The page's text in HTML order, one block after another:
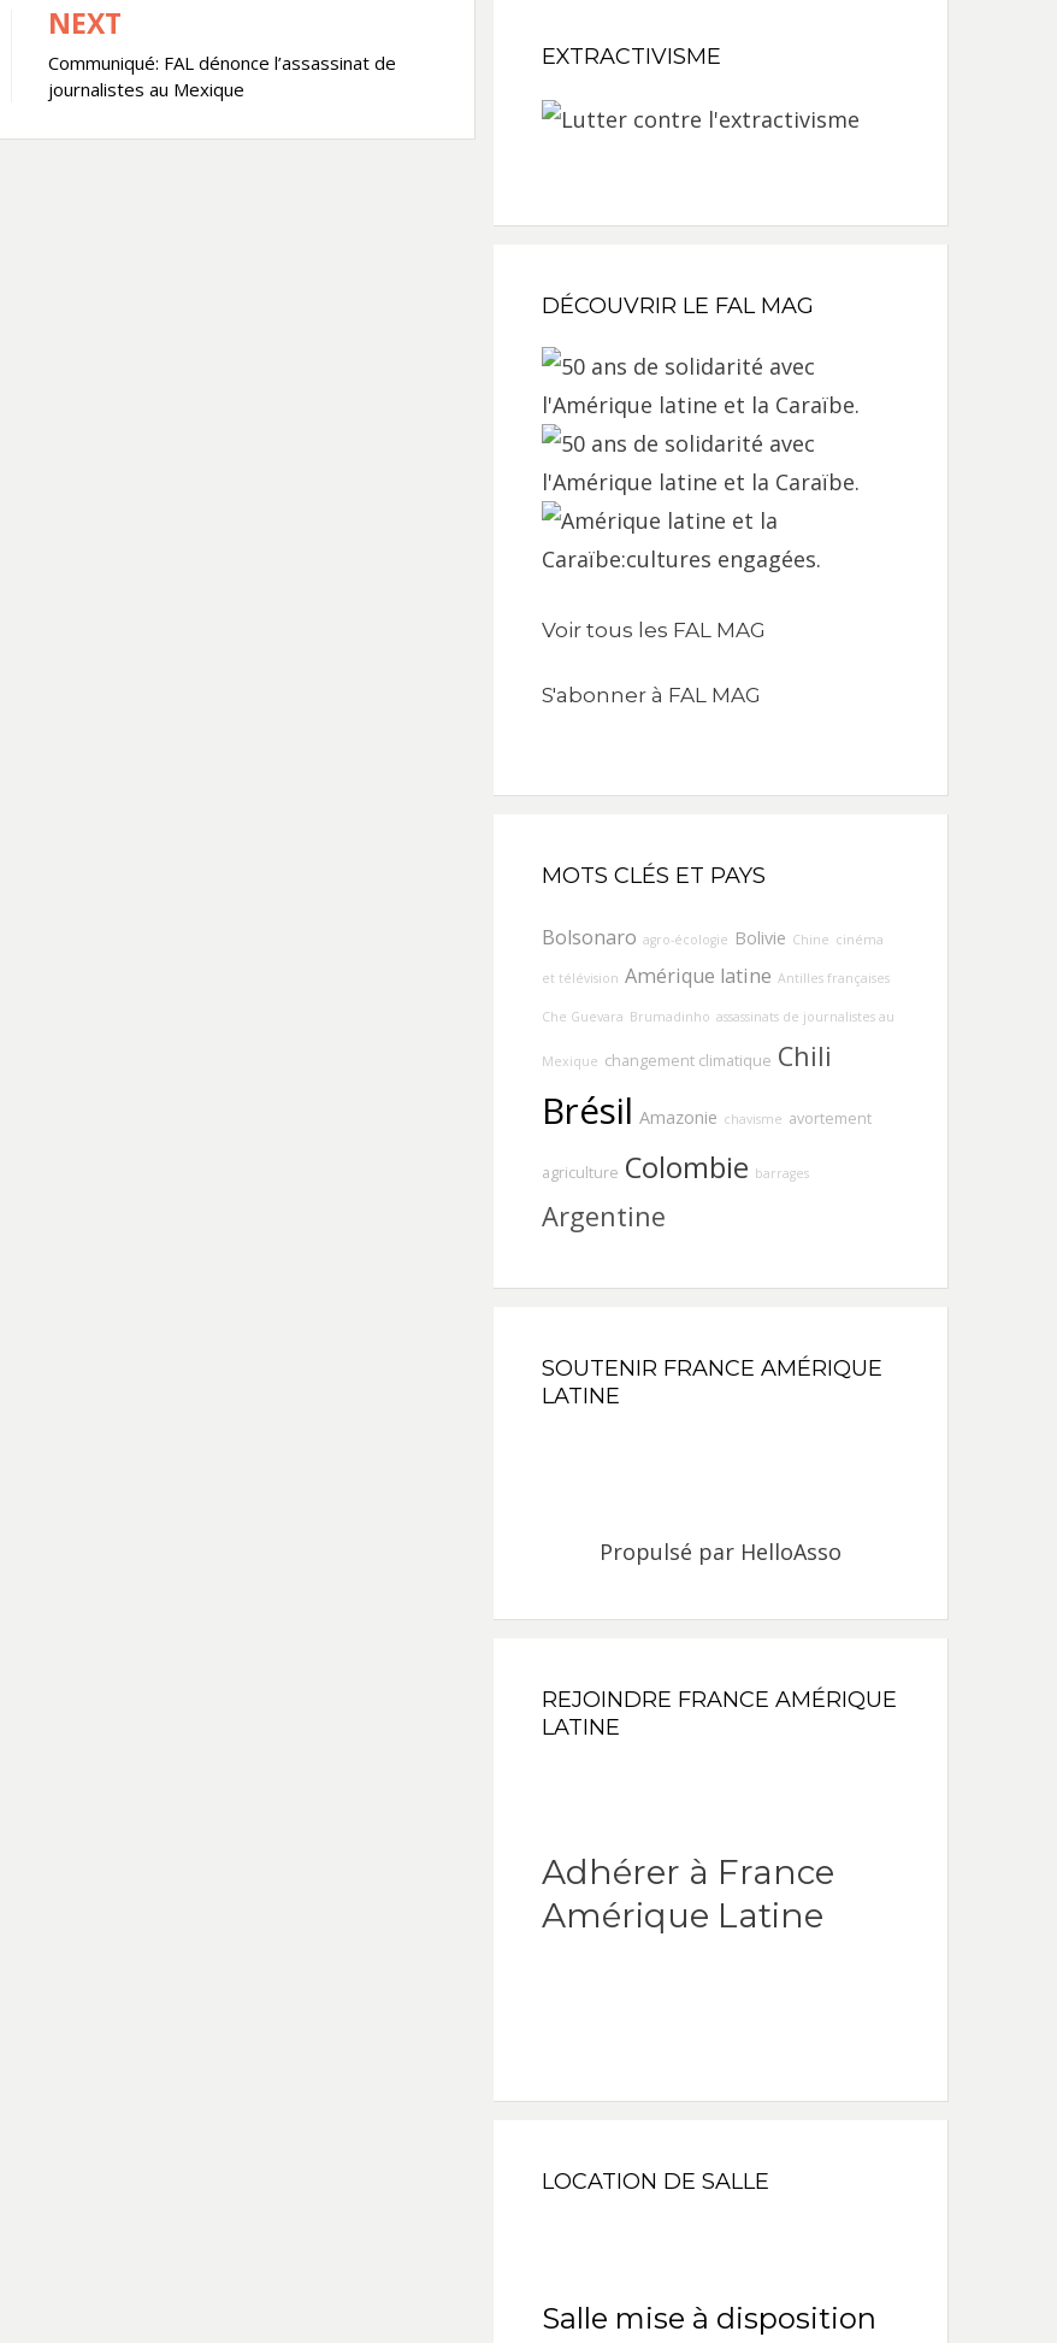
NEXT
Communiqué: FAL dénonce l’assassinat de
journalistes au Mexique
EXTRACTIVISME
DÉCOUVRIR LE FAL MAG
Voir tous les FAL MAG
S'abonner à FAL MAG
MOTS CLÉS ET PAYS
Bolsonaro agro-écologie Bolivie Chine cinéma
et télévision Amérique latine Antilles françaises
Che Guevara Brumadinho assassinats de journalistes au
Mexique changement climatique Chili
Brésil Amazonie chavisme avortement
agriculture Colombie barrages
Argentine
SOUTENIR FRANCE AMÉRIQUE
LATINE
Propulsé par HelloAsso
REJOINDRE FRANCE AMÉRIQUE
LATINE
Adhérer à France
Amérique Latine
LOCATION DE SALLE
Salle mise à disposition